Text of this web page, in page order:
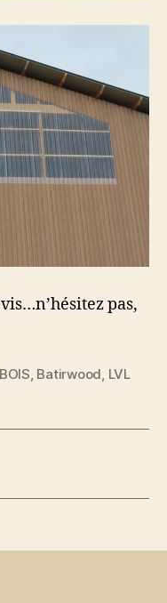
pas,
, Batirwood, LVL